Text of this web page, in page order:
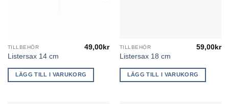
TILLBEHÖR
Listersax 14 cm
49,00 kr
LÄGG TILL I VARUKORG
TILLBEHÖR
Listersax 18 cm
59,00 kr
LÄGG TILL I VARUKORG